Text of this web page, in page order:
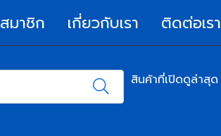
สมาชิก เกี่ยวกับเรา ติดต่อเรา
สินค้าที่เปิดดูล่าสุด